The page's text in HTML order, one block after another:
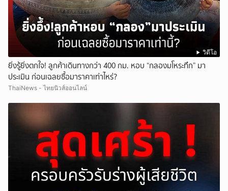
วิดีโอ
ยิ่งรู้ยิ่งตกใจ! ลูกค้าเดินทางกว่า 400 กม. หอบ “กลองมโหระทึก” มา
ประเมิน ก่อนเฉลยซื้อมาราคาเท่าไหร่?
ThaiNews - ไทยนิวส์ออนไลน์